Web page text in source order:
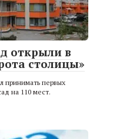
открыли в
столицы»
принимать первых
на 110 мест.